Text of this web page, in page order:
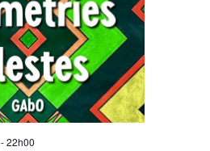
-22h00